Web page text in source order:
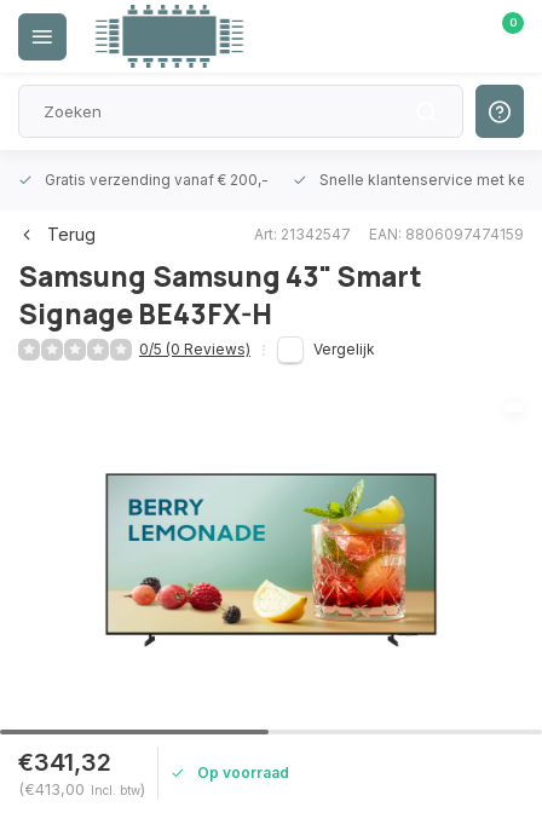
0
Gratis verzending vanaf € 200,- Snelle klantenservice met
Terug Art: 21342547 EAN: 8806097474159
Samsung Samsung 43" Smart
Signage BE43FX-H
0/5 (0 Reviews) Vergelijk
€341,32
(€413,00 Incl. btw)
Op voorraad